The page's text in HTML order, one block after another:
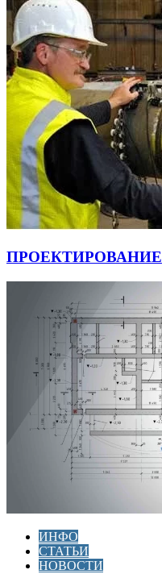
ПРОЕКТИРОВАНИЕ
ИНФО
СТАТЬИ
НОВОСТИ